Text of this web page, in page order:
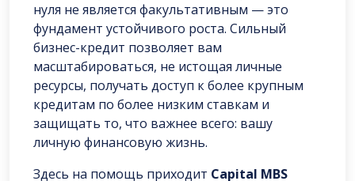
нуля не является факультативным — это
фундамент устойчивого роста. Сильный
бизнес-кредит позволяет вам
масштабироваться, не истощая личные
ресурсы, получать доступ к более крупным
кредитам по более низким ставкам и
защищать то, что важнее всего: вашу
личную финансовую жизнь.
Здесь на помощь приходит Capital MBS